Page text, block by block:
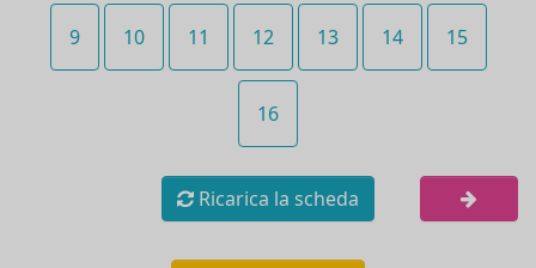
9 10 11 12 13 14 15
16
Ricarica la scheda